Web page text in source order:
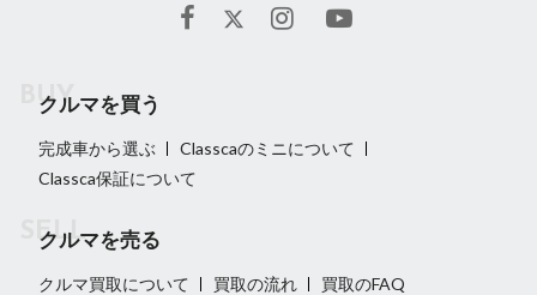
クルマを買う
完成車から選ぶ
Classcaのミニについて
Classca保証について
クルマを売る
クルマ買取について 買取の流れ 買取のFAQ